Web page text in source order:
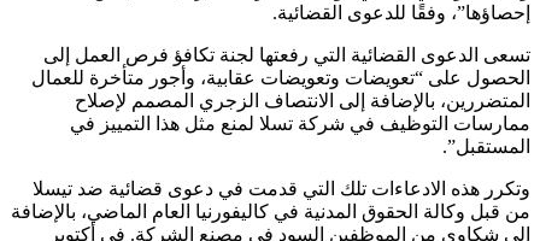
إحصاؤها”، وفقًا للدعوى القضائية.
تسعى الدعوى القضائية التي رفعتها لجنة تكافؤ فرص العمل إلى
الحصول على “تعويضات وتعويضات عقابية، وأجور متأخرة للعمال
المتضررين، بالإضافة إلى الانتصاف الزجري المصمم لإصلاح
ممارسات التوظيف في شركة تسلا لمنع مثل هذا التمييز في
المستقبل”.
وتكرر هذه الادعاءات تلك التي قدمت في دعوى قضائية ضد تيسلا
من قبل وكالة الحقوق المدنية في كاليفورنيا العام الماضي، بالإضافة
إلى شكاوى من الموظفين السود في مصنع الشركة. في أكتوبر